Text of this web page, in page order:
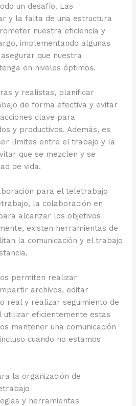
un desafío. Las
y la falta de una estructura
nuestra eficiencia y
implementando algunas
que nuestra
en niveles óptimos.
y realistas, planificar
de forma efectiva y evitar
clave para
y productivos. Además, es
límites entre el trabajo y la
que se mezclen y se
de vida.
para el teletrabajo
la colaboración en
alcanzar los objetivos
existen herramientas de
la comunicación y el trabajo
permiten realizar
archivos, editar
real y realizar seguimiento de
utilizar eficientemente estas
mantener una comunicación
cuando no estamos
la organización de
y herramientas